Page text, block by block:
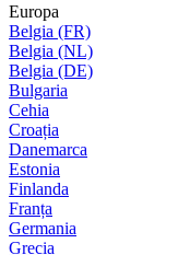
Europa
Belgia (FR)
Belgia (NL)
Belgia (DE)
Bulgaria
Cehia
Croația
Danemarca
Estonia
Finlanda
Franța
Germania
Grecia